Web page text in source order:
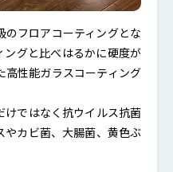
フロアコーティングとな
ングと比べはるかに硬度が
高性能ガラスコーティング
けではなく抗ウイルス抗菌
カビ菌、大腸菌、黄色ぶ